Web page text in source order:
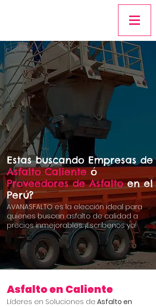
Estas buscando Empresas de
Asfalto Calienteó
Proveedores de Asfaltoen el
Perú?
AVANASFALTO es la elección ideal para
quienes buscan asfalto de calidad a
precios inmejorables. ¡Escríbenos ya!
Asfalto en Caliente
Líderes en Soluciones de Asfalto en